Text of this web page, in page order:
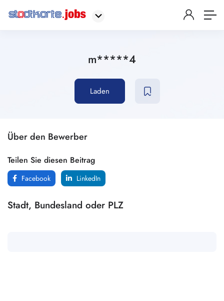
m*****4
Laden
Über den Bewerber
Teilen Sie diesen Beitrag
Facebook LinkedIn
Stadt, Bundesland oder PLZ